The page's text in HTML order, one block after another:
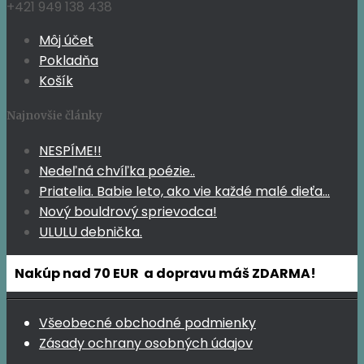
+421 949 138 438
Môj účet
Pokladňa
Košík
Najnovšie články
NESPÍME!!
Nedeľná chvíľka poézie..
Priatelia. Babie leto, ako vie každé malé dieťa…
Nový bouldrový sprievodca!
ULULU debnička.
Nakúp nad 70 EUR a dopravu máš ZDARMA!
Všeobecné obchodné podmienky
Zásady ochrany osobných údajov